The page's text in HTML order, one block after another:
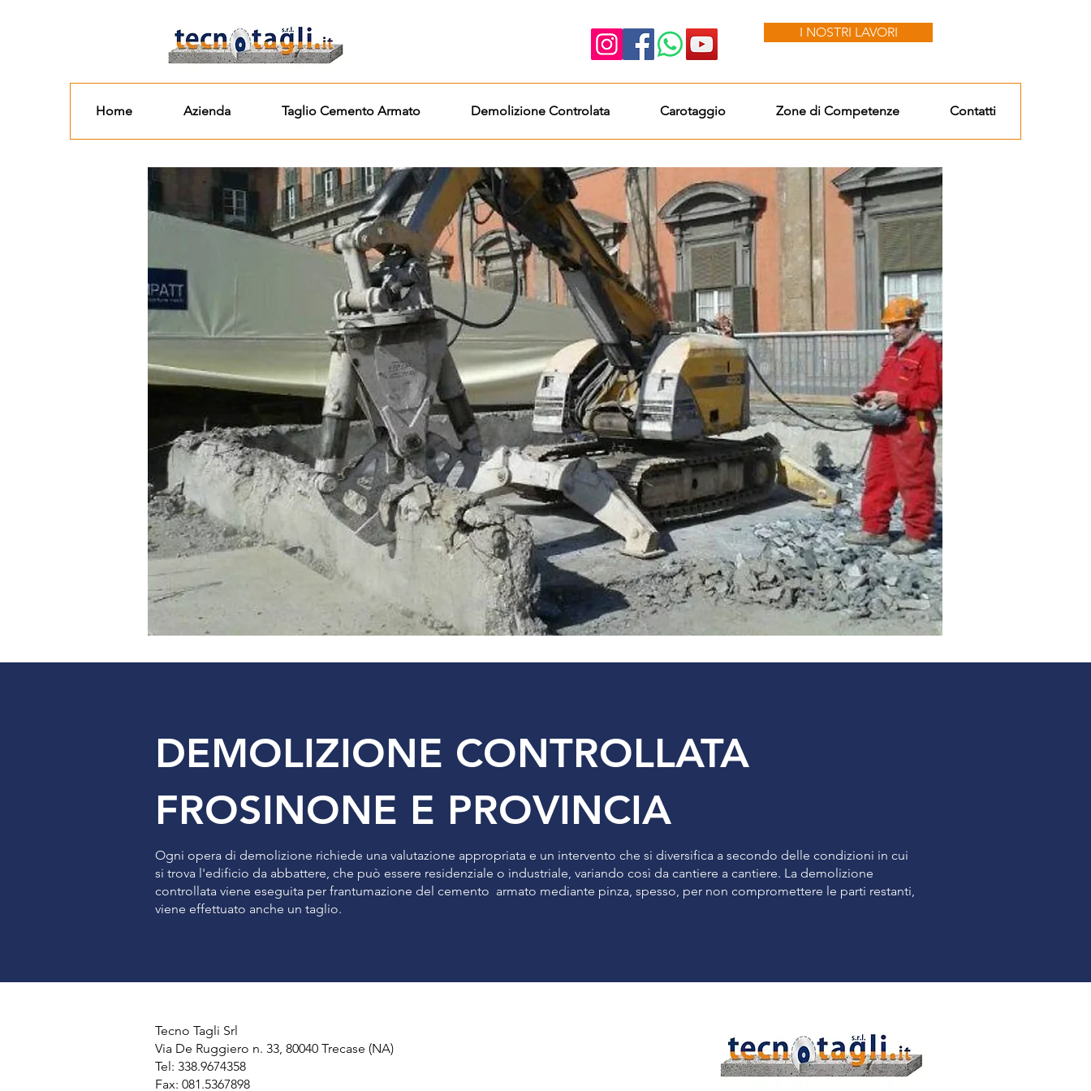
I NOSTRI LAVORI
Home Azienda Taglio Cemento Armato Demolizione Controlata Carotaggio Zone di Competenze Contatti
DEMOLIZIONE CONTROLLATA
FROSINONE E PROVINCIA
Ogni opera di demolizione richiede una valutazione appropriata e un intervento che si diversifica a secondo delle condizioni in cui
si trova l'edificio da abbattere, che può essere residenziale o industriale, variando così da cantiere a cantiere. La demolizione
controllata viene eseguita per frantumazione del cemento armato mediante pinza, spesso, per non compromettere le parti restanti,
viene effettuato anche un taglio.
Tecno Tagli Srl
Via De Ruggiero n. 33, 80040 Trecase (NA)
Tel: 338.9674358
Fax: 081.5367898